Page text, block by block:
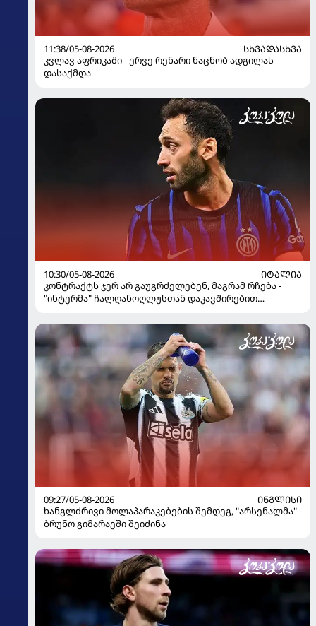
11:38/05-08-2026
ᲡᲮᲕᲐᲓᲐᲡᲮᲕᲐ
კვლავ აფრიკაში - ერვე რენარი ნაცნობ ადგილას
დასაქმდა
10:30/05-08-2026
ᲘᲢᲐᲚᲘᲐ
კონტრაქტს ჯერ არ გაუგრძელებენ, მაგრამ რჩება -
"ინტერმა" ჩალღანოღლუსთან დაკავშირებით
09:27/05-08-2026
ᲘᲜᲒᲚᲘᲡᲘ
ხანგლძრივი მოლაპარაკებების შემდეგ, "არსენალმა"
ბრუნო გიმარაეში შეიძინა